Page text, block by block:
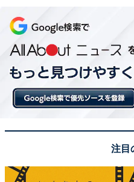
じめご了承ください。また
すると、売上の一部がオー
があります。
この記事の執筆
部
るAll About発のニュースメディ
報やSNSで話題のトピックスを
注目